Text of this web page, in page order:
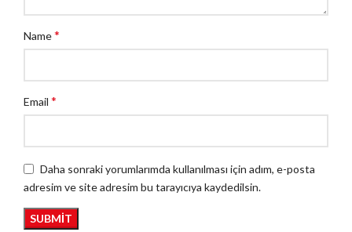
Name*
Email *
Daha sonraki yorumlarımda kullanılması için adım, e-posta
adresim ve site adresim bu tarayıcıya kaydedilsin.